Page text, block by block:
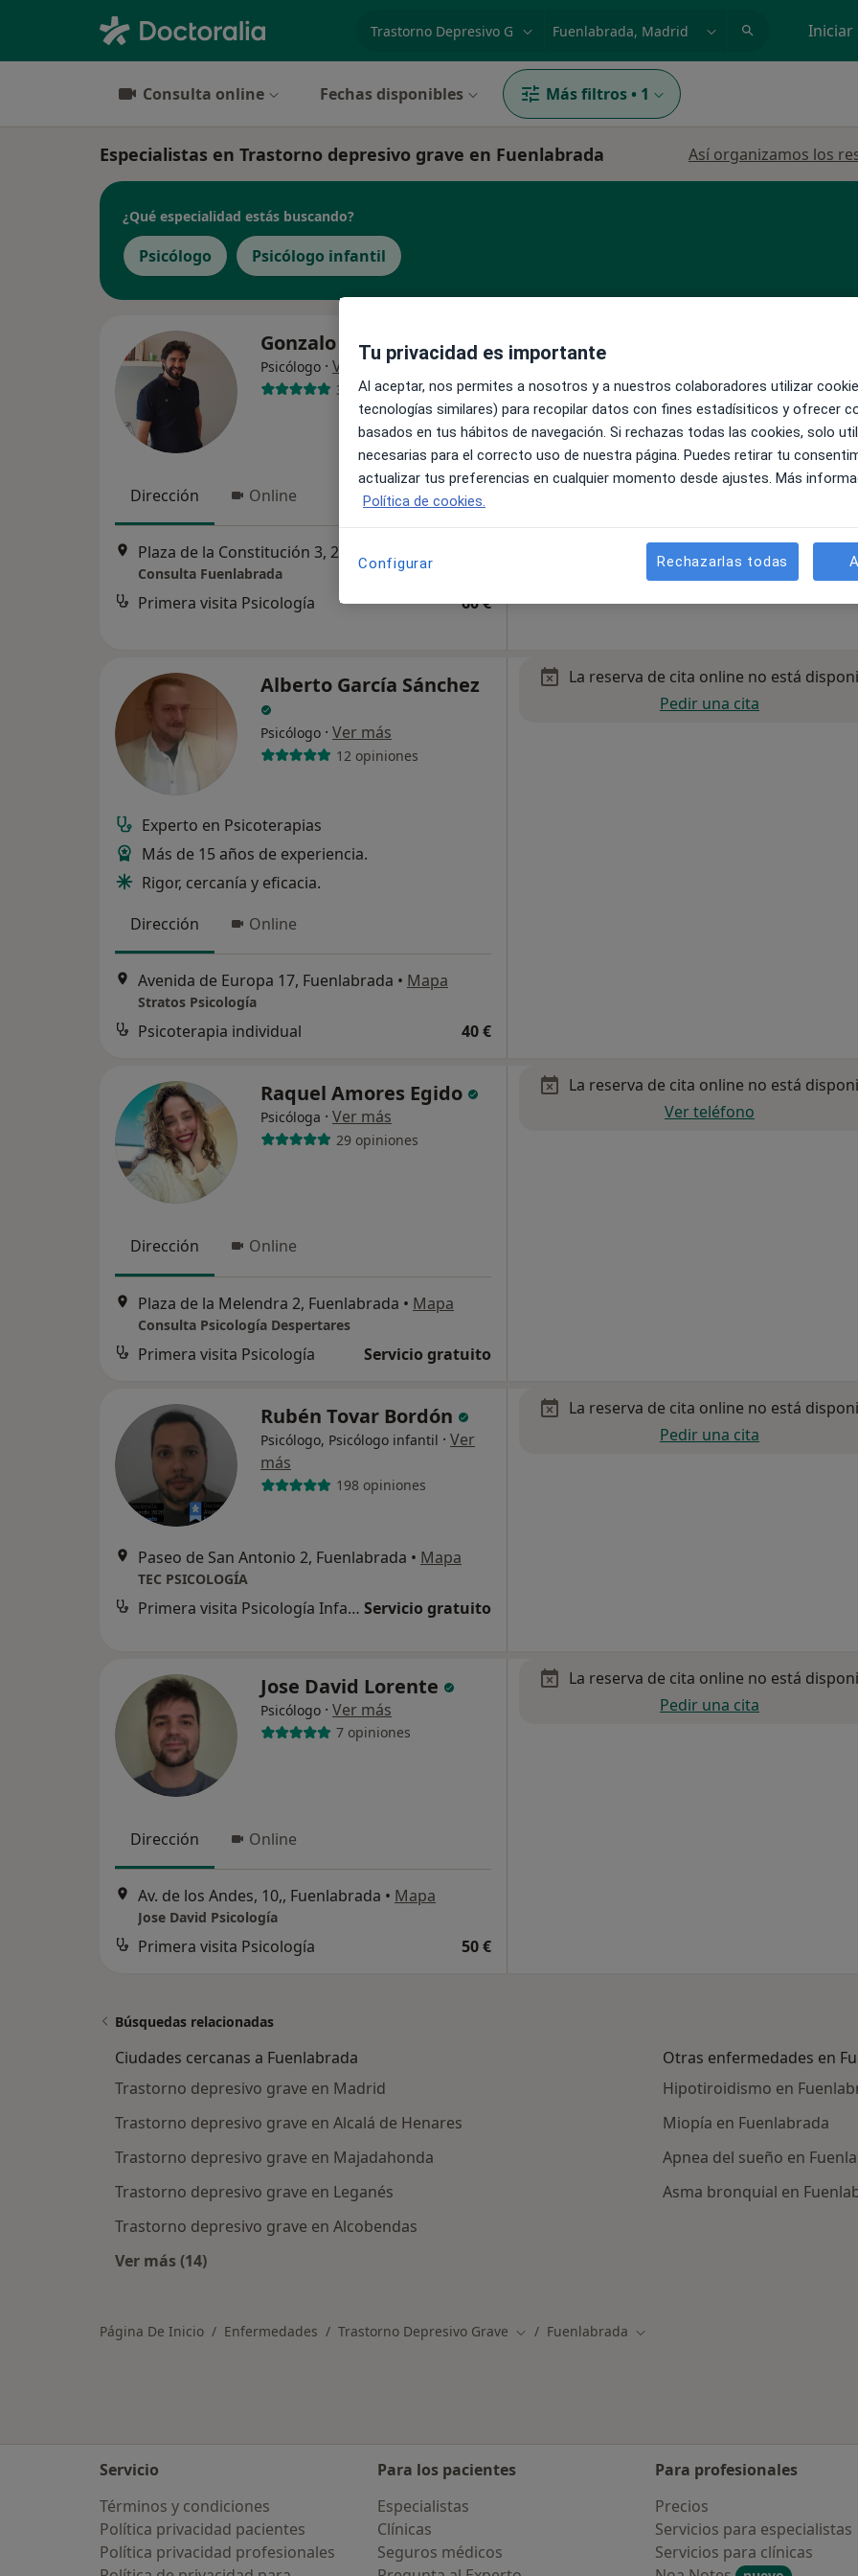
Iniciar
Consulta online Fechas disponibles Más filtros • 1
Especialistas en Trastorno depresivo grave en Fuenlabrada Así organizamos los
¿Qué especialidad estás buscando?
Psicólogo Psicólogo infantil
Gonzalo Pérez Gómez
Psicólogo · Ver más
31 opiniones
Dirección Online
Consulta Fuenlabrada
Primera visita Psicología 60 €
Alberto García Sánchez
Psicólogo · Ver más
12 opiniones
Experto en Psicoterapias
Más de 15 años de experiencia.
Rigor, cercanía y eficacia.
Dirección
Online
Avenida de Europa 17, Fuenlabrada • Mapa
Stratos Psicología
Psicoterapia individual 40 €
La reserva de cita online no está
Pedir una cita
Raquel Amores Egido
Psicóloga · Ver más
29 opiniones
Dirección Online
Plaza de la Melendra 2, Fuenlabrada • Mapa
Consulta Psicología Despertares
Primera visita Psicología Servicio gratuito
La reserva de cita online no está
Ver teléfono
Rubén Tovar Bordón
Psicólogo, Psicólogo infantil · Ver
más
198 opiniones
Paseo de San Antonio 2, Fuenlabrada • Mapa
TEC PSICOLOGÍA
Primera visita Psicología Infantil Servicio gratuito
La reserva de cita online no está
Pedir una cita
Jose David Lorente
Psicólogo · Ver más
7 opiniones
Dirección Online
Av. de los Andes, 10,, Fuenlabrada • Mapa
Jose David Psicología
Primera visita Psicología 50 €
La reserva de cita online no está
Pedir una cita
Búsquedas relacionadas
Ciudades cercanas a Fuenlabrada
Trastorno depresivo grave en Madrid
Trastorno depresivo grave en Alcalá de Henares
Trastorno depresivo grave en Majadahonda
Trastorno depresivo grave en Leganés
Trastorno depresivo grave en Alcobendas
Ver más (14)
Otras enfermedades en
Hipotiroidismo en
Miopía en Fuenlabrada
Apnea del sueño en
Asma bronquial en
Página De Inicio Enfermedades Trastorno Depresivo Grave Cambiar de ciudad
Fuenlabrada Cambiar de ciudad
Servicio
Términos y condiciones
Política privacidad pacientes
Política privacidad profesionales
Para los pacientes
Especialistas
Clínicas
Seguros médicos
Para profesionales
Precios
Servicios para especialistas
Servicios para clínicas
Tu privacidad es importante
Al aceptar, nos permites a nosotros y a nuestros colaboradores utilizar
tecnologías similares) para recopilar datos con fines estadísiticos y ofrecer
basados en tus hábitos de navegación. Si rechazas todas las cookies, solo
necesarias para el correcto uso de nuestra página. Puedes retirar tu
actualizar tus preferencias en cualquier momento desde ajustes. Más
Política de cookies.
Configurar Rechazarlas todas